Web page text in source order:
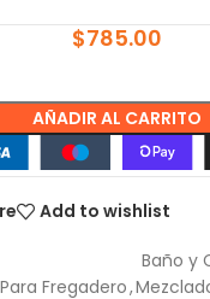
$785.00
AÑADIR AL CARRITO
Add to wishlist
Baño y
Fregadero,